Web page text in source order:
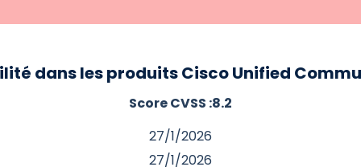
dans les produits Cisco Unified
Score CVSS :8.2
27/1/2026
27/1/2026